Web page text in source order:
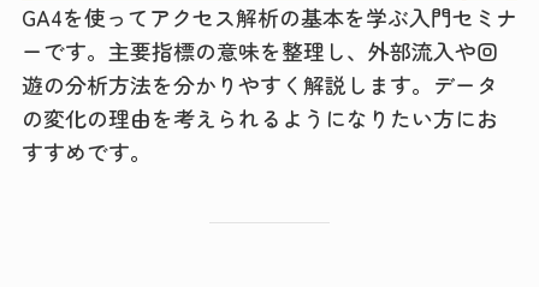
GA4を使ってアクセス解析の基本を学ぶ入門セミナ
ーです。主要指標の意味を整理し、外部流入や回
遊の分析方法を分かりやすく解説します。データ
の変化の理由を考えられるようになりたい方にお
すすめです。